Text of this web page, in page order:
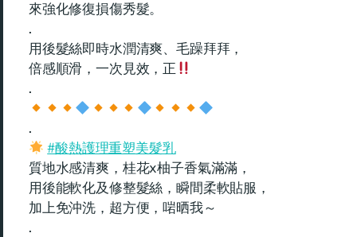
來強化修復損傷秀髮。
.
用後髮絲即時水潤清爽、毛躁拜拜，
倍感順滑，一次見效，正
.
.
#酸熱護理重塑美髮乳
質地水感清爽，桂花x柚子香氣滿滿，
用後能軟化及修整髮絲，瞬間柔軟貼服，
加上免沖洗，超方便，啱晒我～
.